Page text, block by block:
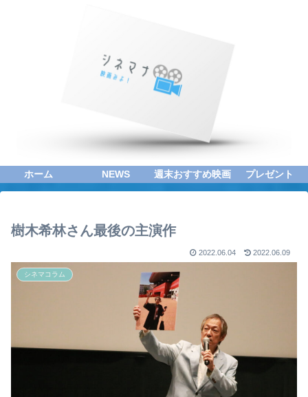
ホーム NEWS 週末おすすめ映画 プレゼント
樹木希林さん最後の主演作
2022.06.04 2022.06.09
シネマコラム